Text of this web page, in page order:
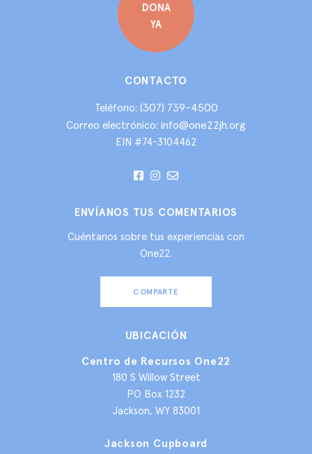
DONA
YA
CONTACTO
Teléfono: (307) 739-4500
Correo electrónico: info@one22jh.org
EIN #74-3104462
ENVÍANOS TUS COMENTARIOS
Cuéntanos sobre tus experiencias con
One22.
COMPARTE
UBICACIÓN
Centro de Recursos One22
180 S Willow Street
PO Box 1232
Jackson, WY 83001
Jackson Cupboard